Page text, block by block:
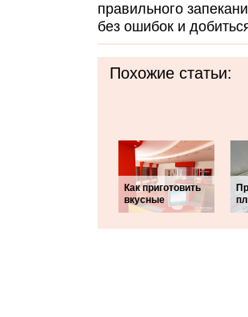
правильного
без ошибок и
Похожие статьи:
Как приготовить
вкусные